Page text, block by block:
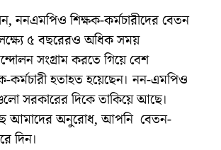
ননএমপিও শিক্ষক-কর্মচারীদের বেতন
৫ বছরেরও অধিক সময়
সংগ্রাম করতে গিয়ে বেশ
হতাহত হয়েছেন। নন-এমপিও
সরকারের দিকে তাকিয়ে আছে।
আমাদের অনুরোধ, আপনি বেতন-
দিন।